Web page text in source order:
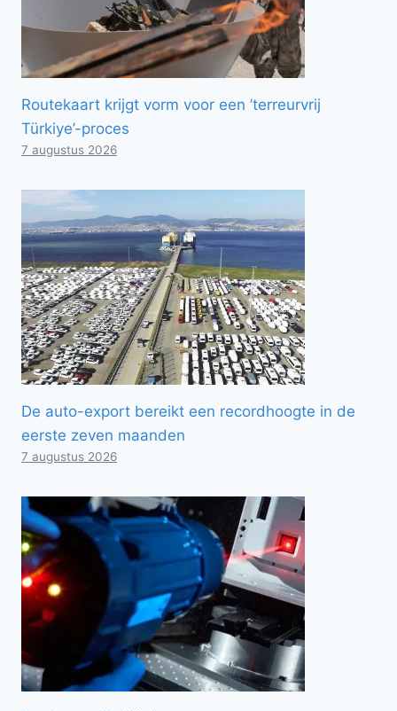
Routekaart krijgt vorm voor een ’terreurvrij
Türkiye’-proces
7 augustus 2026
De auto-export bereikt een recordhoogte in de
eerste zeven maanden
7 augustus 2026